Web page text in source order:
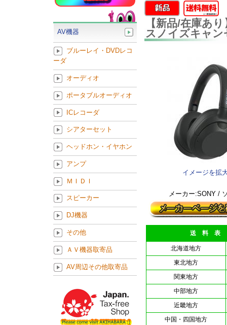
【新品/在庫あ
スノイズキャ
イメージを拡
メーカー:SONY /
送 料 表
北海道地方
東北地方
関東地方
中部地方
近畿地方
中国・四国地方
AV機器
ブルーレイ・DVDレコ
ーダ
オーディオ
ポータブルオーディオ
ICレコーダ
シアターセット
ヘッドホン・イヤホン
アンプ
ＭＩＤＩ
スピーカー
DJ機器
その他
ＡＶ機器取寄品
AV周辺その他取寄品